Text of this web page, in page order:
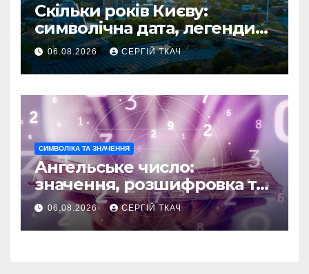
Скільки років Києву:
символічна дата, легенди
та те, що кажуть історики
06.08.2026 СЕРГІЙ ТКАЧ
СИМВОЛІКА ТА ЗНАЧЕННЯ
Ангельське число:
значення, розшифровка та
послання
06.08.2026 СЕРГІЙ ТКАЧ